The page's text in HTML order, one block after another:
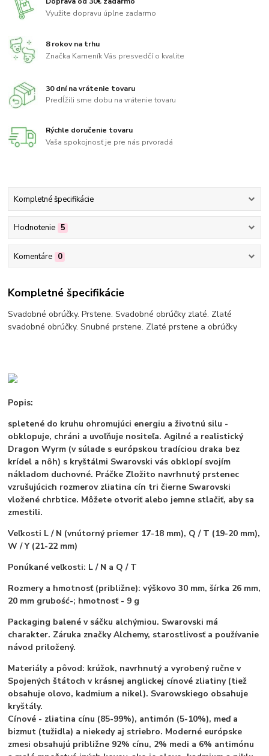
Využite dopravu úplne zadarmo
8 rokov na trhu
Značka Kameník Vás presvedčí o kvalite
30 dní na vrátenie tovaru
Predĺžili sme dobu na vrátenie tovaru
Rýchle doručenie tovaru
Vaša spokojnosť je pre nás prvoradá
Kompletné špecifikácie
Hodnotenie 5
Komentáre 0
Kompletné špecifikácie
Svadobné obrúčky. Prstene. Svadobné obrúčky zlaté. Zlaté
svadobné obrúčky. Snubné prstene. Zlaté prstene a obrúčky
Popis:
spletené do kruhu ohromujúci energiu a životnú silu -
obklopuje, chráni a uvoľňuje nositeľa. Agilné a realistický
Dragon Wyrm (v súlade s európskou tradíciou draka bez
krídel a nôh) s kryštálmi Swarovski vás obklopí svojím
nákladom duchovné. Práčke Zložito navrhnutý prstenec
vzrušujúcich rozmerov zliatina cín tri čierne Swarovski
vložené chrbtice. Môžete otvoriť alebo jemne stlačiť, aby sa
zmestili.
Veľkosti L / N (vnútorný priemer 17-18 mm), Q / T (19-20 mm),
W / Y (21-22 mm)
Ponúkané veľkosti: L / N a Q / T
Rozmery a hmotnosť (približne):výškovo 30 mm, šírka 26 mm,
20 mm grubość-; hmotnosť - 9 g
Packaging balené v sáčku alchýmiou. Swarovski má
charakter. Záruka značky Alchemy, starostlivosť a používanie
návod priložený.
Materiály a pôvod: krúžok, navrhnutý a vyrobený ručne v
Spojených štátoch v krásnej anglickej cínové zliatiny (tiež
obsahuje olovo, kadmium a nikel). Svarowskiego obsahuje
kryštály.
Cínové - zliatina cínu (85-99%), antimón (5-10%), meď a
bizmut (tužidla) a niekedy aj striebro. Moderné európske
zmesi obsahujú približne 92% cínu, 2% medi a 6% antimónu